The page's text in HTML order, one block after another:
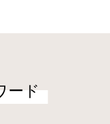
ード